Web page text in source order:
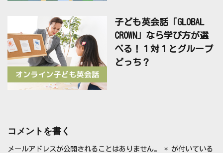
子ども英会話「GLOBAL
CROWN」なら学び方が選
べる！１対１とグループ
どっち？
コメントを書く
メールアドレスが公開されることはありません。 * が付いている